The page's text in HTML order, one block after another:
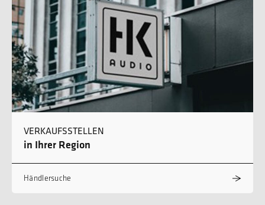
VERKAUFSSTELLEN
in Ihrer Region
Händlersuche